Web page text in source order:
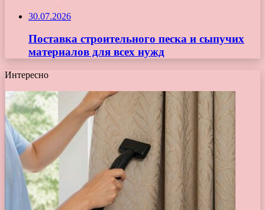
30.07.2026
Поставка строительного песка и сыпучих
материалов для всех нужд
Интересно